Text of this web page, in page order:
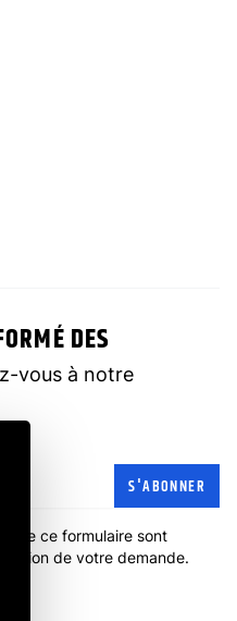
DES
vous à notre
S'ABONNER
de ce formulaire sont
de votre demande.